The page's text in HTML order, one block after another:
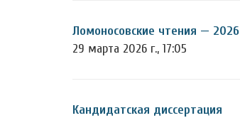
Ломоносовские чтения — 2026
29 марта 2026 г., 17:05
Кандидатская диссертация